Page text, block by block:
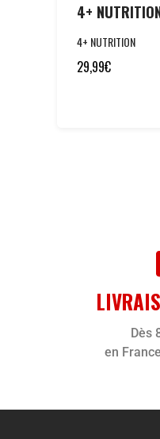
4+
4+ NUTRITION
29,99€
Dès
en